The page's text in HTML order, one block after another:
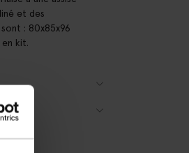
et des
: 80x85x96
kit.